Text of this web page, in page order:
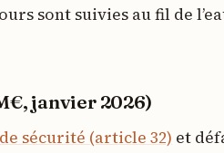
sont suivies au fil de
janvier 2026)
sécurité (article 32) et